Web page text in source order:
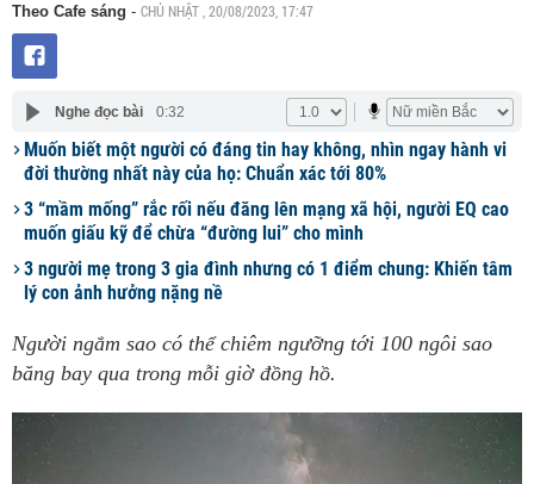
Theo Cafe sáng - CHỦ NHẬT , 20/08/2023, 17:47
Nghe đọc bài 0:32
Muốn biết một người có đáng tin hay không, nhìn ngay hành vi
đời thường nhất này của họ: Chuẩn xác tới 80%
3 “mầm mống” rắc rối nếu đăng lên mạng xã hội, người EQ cao
muốn giấu kỹ để chừa “đường lui” cho mình
3 người mẹ trong 3 gia đình nhưng có 1 điểm chung: Khiến tâm
lý con ảnh hưởng nặng nề
Người ngắm sao có thể chiêm ngưỡng tới 100 ngôi sao
băng bay qua trong mỗi giờ đồng hồ.